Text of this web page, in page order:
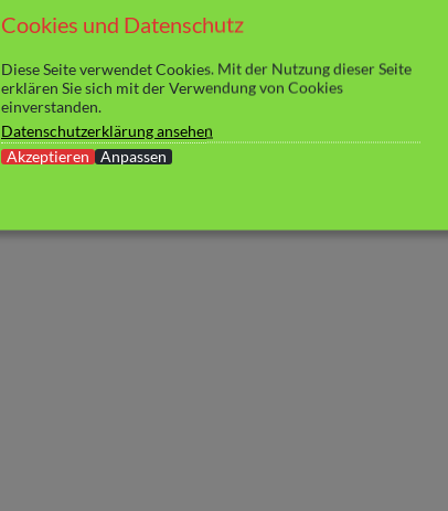
Cookies und Datenschutz
Diese Seite verwendet Cookies. Mit der Nutzung dieser Seite
erklären Sie sich mit der Verwendung von Cookies
einverstanden.
Datenschutzerklärung ansehen
Akzeptieren
Anpassen